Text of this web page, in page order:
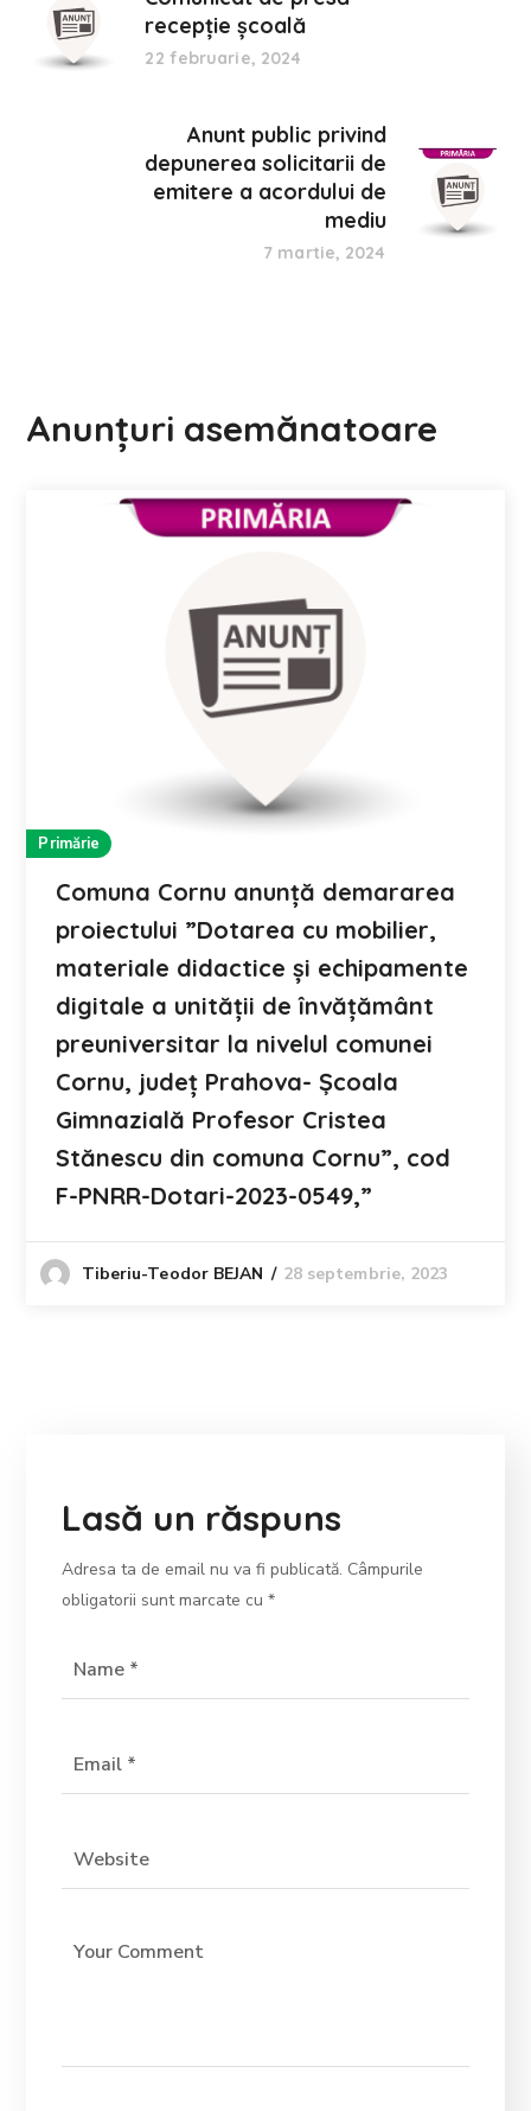
recepție școală
22 februarie, 2024
Anunt public privind
depunerea solicitarii de
emitere a acordului de
mediu
7 martie, 2024
Anunțuri asemănatoare
Primărie
Comuna Cornu anunţă demararea
proiectului ”Dotarea cu mobilier,
materiale didactice și echipamente
digitale a unității de învățământ
preuniversitar la nivelul comunei
Cornu, județ Prahova- Școala
Gimnazială Profesor Cristea
Stănescu din comuna Cornu”, cod
F-PNRR-Dotari-2023-0549,”
Tiberiu-Teodor BEJAN 28 septembrie, 2023
Lasă un răspuns
Adresa ta de email nu va fi publicată. Câmpurile
obligatorii sunt marcate cu*